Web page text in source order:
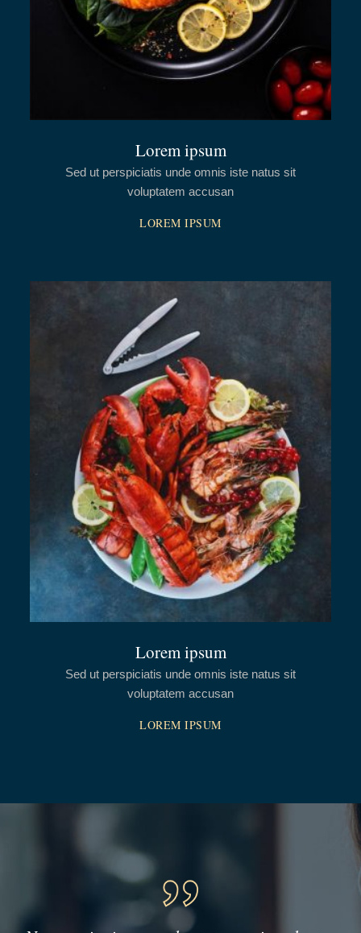
Lorem ipsum
Sed ut perspiciatis unde omnis iste natus sit
voluptatem accusan
LOREM IPSUM
Lorem ipsum
Sed ut perspiciatis unde omnis iste natus sit
voluptatem accusan
LOREM IPSUM